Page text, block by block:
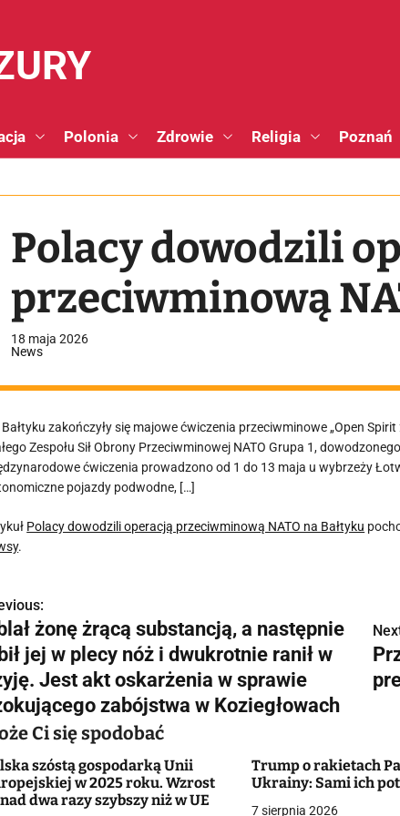
Polonia Zdrowie Religia Poznań
Polacy dowodzili
przeciwminową
18 maja 2026
News
Bałtyku zakończyły się majowe ćwiczenia przeciwminowe „Open
Zespołu Sił Obrony Przeciwminowej NATO Grupa 1,
ćwiczenia prowadzono od 1 do 13 maja u wybrzeży
pojazdy podwodne, […]
Polacy dowodzili operacją przeciwminową NATO na Bałtyku
.
żonę żrącą substancją, a następnie
jej w plecy nóż i dwukrotnie ranił w
Jest akt oskarżenia w sprawie
zabójstwa w Koziegłowach
Ci się spodobać
szóstą gospodarką Unii
w 2025 roku. Wzrost
dwa razy szybszy niż w UE
Trump o rakietach
Ukrainy: Sami ich
7 sierpnia 2026